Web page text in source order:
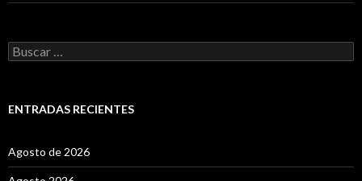
B
u
a
ENTRADAS RECIENTES
Agosto de 2026